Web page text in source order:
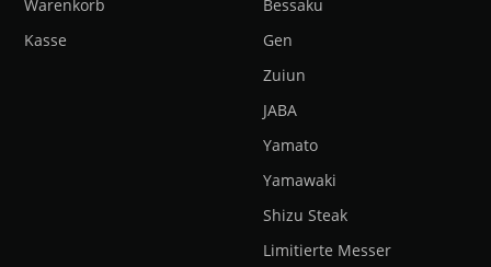
Warenkorb
Kasse
Bessaku
Gen
Zuiun
JABA
Yamato
Yamawaki
Shizu Steak
Limitierte Messer